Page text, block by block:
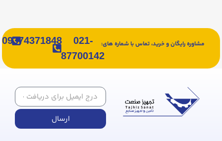
مشاوره رایگان و خرید، تماس با شماره های:
021-
87700142
09374371848
ارسال